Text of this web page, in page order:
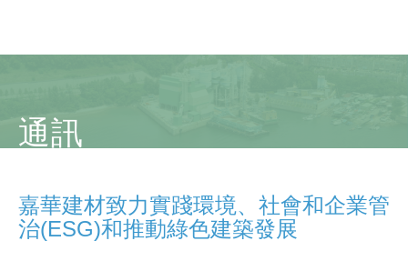
通訊
嘉華建材致力實踐環境、社會和企業管
治(ESG)和推動綠色建築發展